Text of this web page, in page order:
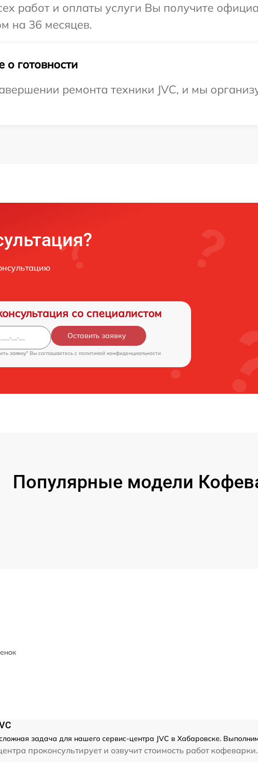
работ и оплаты услуги Вы получите
на 36 месяцев.
готовности
ремонта техники JVC, и мы
со специалистом
Оставить заявку
заявку" Вы соглашаетесь c политикой конфиденциальности
Популярные модели
задача для нашего сервис-центра JVC в Хабаровске.
проконсультирует и озвучит стоимость работ